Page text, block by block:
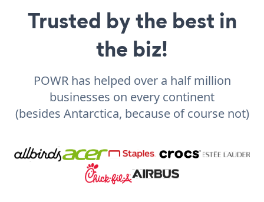
Trusted by the best in
the biz!
POWR has helped over a half million
businesses on every continent
(besides Antarctica, because of course not)